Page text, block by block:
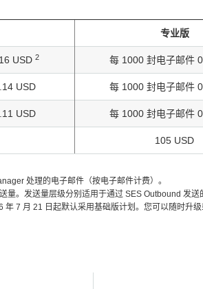
专业版
USD 2 每 1000 封电子邮件
USD 每 1000 封电子邮件
USD 每 1000 封电子邮件
105 USD
处理的电子邮件（按电子邮件计费）。
。发送量层级分别适用于通过 SES Outbound 发
7 月 21 日起默认采用基础版计划。您可以随时升级